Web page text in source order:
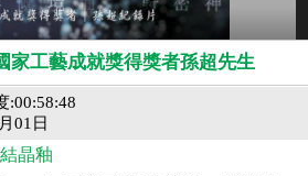
家工藝成就獎得獎者孫超先生
:00:58:48
01日
結晶釉